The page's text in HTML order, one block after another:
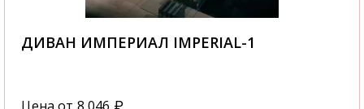
ДИВАН ИМПЕРИАЛ IMPERIAL-1